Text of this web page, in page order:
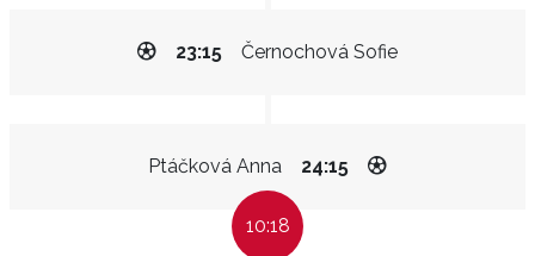
Černochová Sofie
23:15
Ptáčková Anna 24:15
10:18